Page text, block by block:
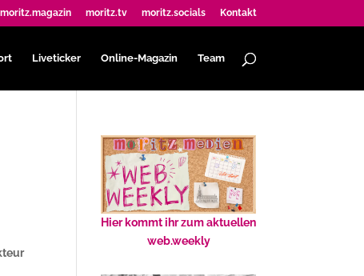
moritz.magazin moritz.tv moritz.socials Kontakt
Liveticker Online-Magazin Team
Hier kommt ihr zum aktuellen
web.weekly